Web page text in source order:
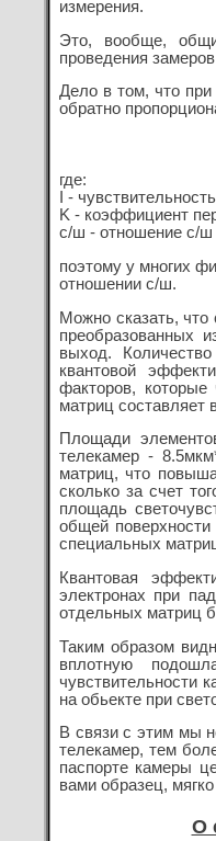
измерения.
Это, вообще,
проведения
Дело в том, что
обратно
где:
I -
K - коэффициент
с/ш - отношение с/ш
поэтому у многих
отношении с/ш.
Можно сказать,
преобразованных
выход.
квантовой
факторов,
матриц составляет
Площади
телекамер -
матриц, что
сколько за счет
площадь
общей поверхности
специальных
Квантовая
электронах при
отдельных матриц
Таким образом
вплотную
чувствительности
на обьекте при
В связи с этим мы
телекамер, тем
паспорте камеры
вами образец,
О